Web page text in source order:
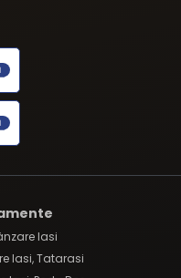
Iasi
Iasi, Tatarasi